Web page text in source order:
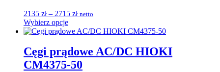
wybrać
na
stronie
produktu
2135 zł – 2715 złZakres
od
do
2715 zł
netto
Wybierz opcjeTen
produkt
wiele
wariantów.
Opcje
Cęgi prądowe AC/DC HIOKI
CM4375-50